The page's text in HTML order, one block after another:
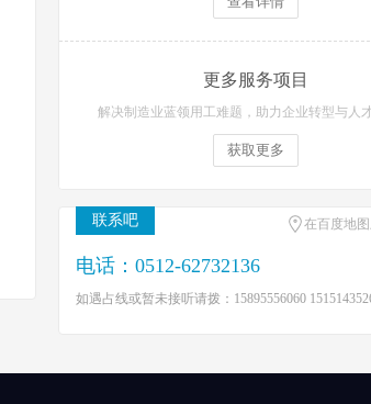
更多服务项目
解决制造业蓝领用工难题，助力企业转型与人才
获取更多
联系吧 在百度地
电话：0512-62732136
如遇占线或暂未接听请拨：15895556060